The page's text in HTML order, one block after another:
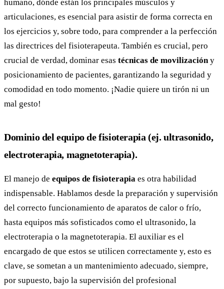
humano, dónde están los principales músculos y
articulaciones, es esencial para asistir de forma correcta en
los ejercicios y, sobre todo, para comprender a la perfección
las directrices del fisioterapeuta. También es crucial, pero
crucial de verdad, dominar esas técnicas de movilización y
posicionamiento de pacientes, garantizando la seguridad y
comodidad en todo momento. ¡Nadie quiere un tirón ni un
mal gesto!
Dominio del equipo de fisioterapia (ej. ultrasonido,
electroterapia, magnetoterapia).
El manejo de equipos de fisioterapia es otra habilidad
indispensable. Hablamos desde la preparación y supervisión
del correcto funcionamiento de aparatos de calor o frío,
hasta equipos más sofisticados como el ultrasonido, la
electroterapia o la magnetoterapia. El auxiliar es el
encargado de que estos se utilicen correctamente y, esto es
clave, se sometan a un mantenimiento adecuado, siempre,
por supuesto, bajo la supervisión del profesional